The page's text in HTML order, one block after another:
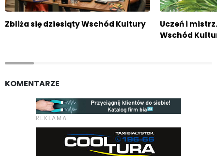
Zbliża się dziesiąty Wschód Kultury
Uczeń i
Wschód
KOMENTARZE